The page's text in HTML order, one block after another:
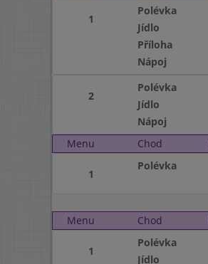
1
Polévka
Jídlo
Příloha
Nápoj
2
Polévka
Jídlo
Nápoj
Menu
Chod
1
Polévka
Menu
Chod
1
Polévka
Jídlo